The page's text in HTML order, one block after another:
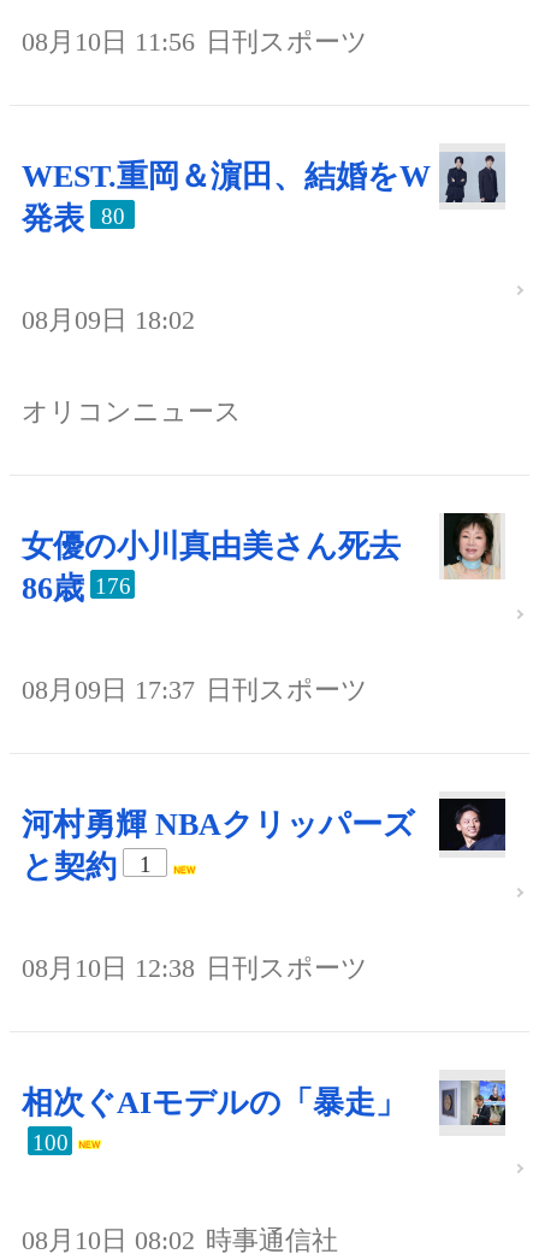
08月10日 11:56 日刊スポーツ
WEST.重岡＆濵田、結婚をW
発表
80
08月09日 18:02
オリコンニュース
女優の小川真由美さん死去
86歳 176
08月09日 17:37 日刊スポーツ
河村勇輝 NBAクリッパーズ
と契約
1
08月10日 12:38 日刊スポーツ
相次ぐAIモデルの「暴走」
100
08月10日 08:02 時事通信社